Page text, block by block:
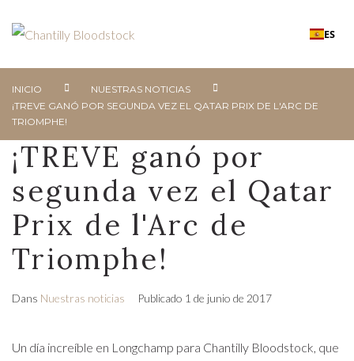
ES
INICIO
NUESTRAS NOTICIAS
¡TREVE GANÓ POR SEGUNDA VEZ EL QATAR PRIX DE L'ARC DE
TRIOMPHE!
¡TREVE ganó por
segunda vez el Qatar
Prix de l'Arc de
Triomphe!
Dans Nuestras noticias Publicado 1 de junio de 2017
Un día increíble en Longchamp para Chantilly Bloodstock, que